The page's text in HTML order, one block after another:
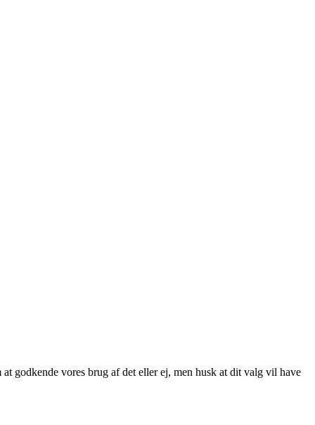
godkende vores brug af det eller ej, men husk at dit valg vil have